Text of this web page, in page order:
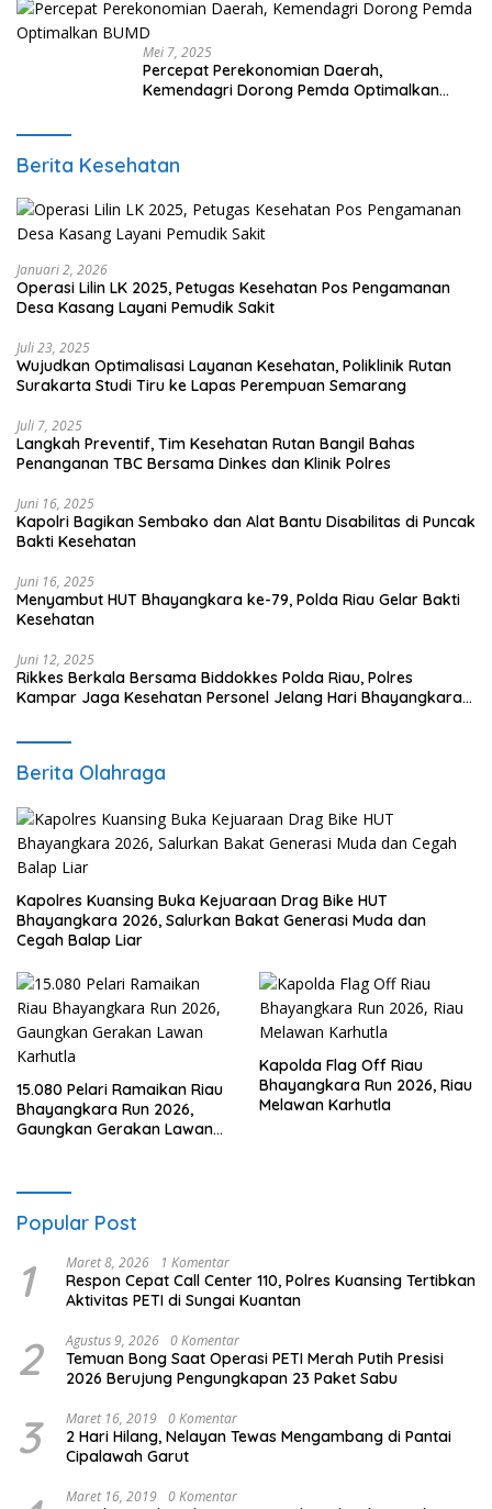
Mei 7, 2025
Percepat Perekonomian Daerah,
Kemendagri Dorong Pemda Optimalkan
Berita Kesehatan
Januari 2, 2026
Operasi Lilin LK 2025, Petugas Kesehatan Pos Pengamanan
Desa Kasang Layani Pemudik Sakit
Juli 23, 2025
Wujudkan Optimalisasi Layanan Kesehatan, Poliklinik Rutan
Surakarta Studi Tiru ke Lapas Perempuan Semarang
Juli 7, 2025
Langkah Preventif, Tim Kesehatan Rutan Bangil Bahas
Penanganan TBC Bersama Dinkes dan Klinik Polres
Juni 16, 2025
Kapolri Bagikan Sembako dan Alat Bantu Disabilitas di Puncak
Bakti Kesehatan
Juni 16, 2025
Menyambut HUT Bhayangkara ke-79, Polda Riau Gelar Bakti
Kesehatan
Juni 12, 2025
Rikkes Berkala Bersama Biddokkes Polda Riau, Polres
Kampar Jaga Kesehatan Personel Jelang Hari Bhayangkara
Berita Olahraga
Kapolres Kuansing Buka Kejuaraan Drag Bike HUT
Bhayangkara 2026, Salurkan Bakat Generasi Muda dan
Cegah Balap Liar
15.080 Pelari Ramaikan Riau
Bhayangkara Run 2026,
Gaungkan Gerakan Lawan
Kapolda Flag Off Riau
Bhayangkara Run 2026, Riau
Melawan Karhutla
Popular Post
1 Maret 8, 2026 1 Komentar
Respon Cepat Call Center 110, Polres Kuansing Tertibkan
Aktivitas PETI di Sungai Kuantan
2 Agustus 9, 2026 0 Komentar
Temuan Bong Saat Operasi PETI Merah Putih Presisi
2026 Berujung Pengungkapan 23 Paket Sabu
3 Maret 16, 2019 0 Komentar
2 Hari Hilang, Nelayan Tewas Mengambang di Pantai
Cipalawah Garut
Maret 16, 2019 0 Komentar